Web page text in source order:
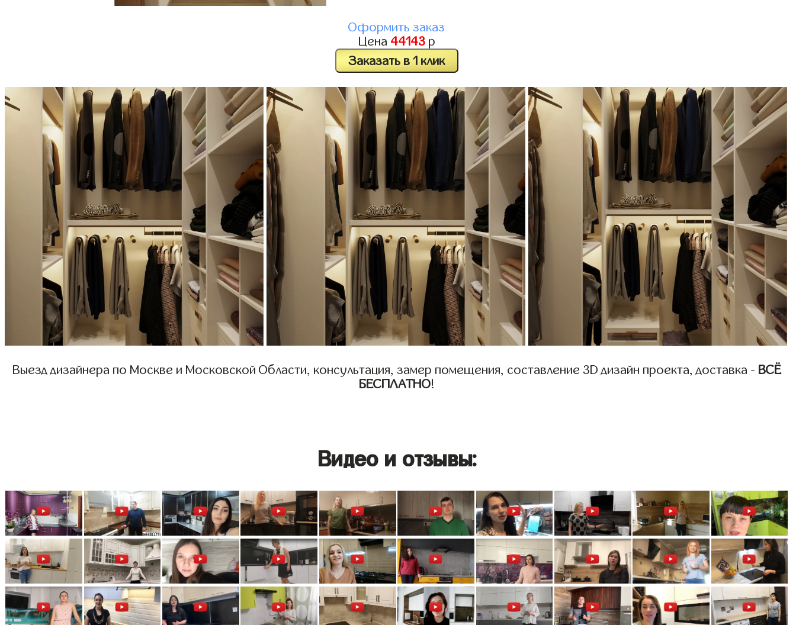
Оформить заказ
Цена 44143р
Заказать в 1 клик
Выезд дизайнера по Москве и Московской Области, консультация, замер помещения, составление 3D дизайн проекта, доставка - ВСЁ
БЕСПЛАТНО!
Видео и отзывы: